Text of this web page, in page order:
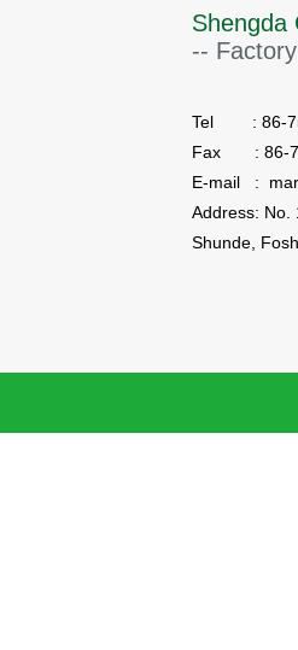
Shengda
-- Factory
Tel : 86-
Fax : 86-
E-mail :
Shunde,